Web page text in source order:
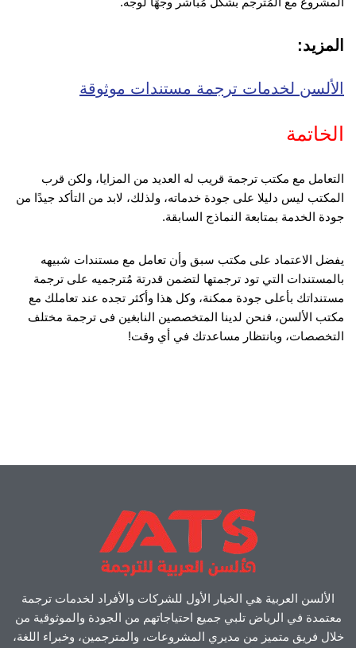
المزيد:
الألسن لخدمات ترجمة مستندات موثوقة
الخاتمة
التعامل مع مكتب ترجمة قريب له العديد من المزايا، ولكن قرب
المكتب ليس دليلا على جودة خدماته، ولذلك، لابد من التأكد جيدًا من
جودة الخدمة بمتابعة النماذج السابقة.
يفضل الاعتماد على مكتب سبق وأن تعامل مع مستندات شبيهه
بالمستندات التي تود ترجمتها لتضمن قدرتة مُترجميه على ترجمة
مستنداتك بأعلى جودة ممكنة، وكل هذا وأكثر تجده عند تعاملك مع
مكتب الألسن، فنحن لدينا المتخصصين النابغين فى ترجمة مختلف
التخصصات، وبانتظار مساعدتك في أي وقت!
الألسن العربية هي الخيار الأول للشركات والأفراد لخدمات ترجمة
معتمدة في الرياض تلبي جميع احتياجاتهم من الجودة والموثوقية من
خلال فريق متميز من مديري المشروعات، والمترجمين، وخبراء اللغة،